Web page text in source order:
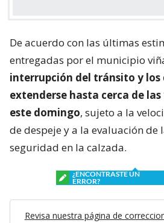
De acuerdo con las últimas
entregadas por el municipio
interrupción del tránsito y los
extenderse hasta cerca de las
este domingo, sujeto a la
de despeje y a la evaluación de
seguridad en la calzada.
¿ENCONTRASTE UN
ERROR?
Revisa nuestra página de